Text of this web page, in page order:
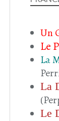
Un
Le
La
La
Le